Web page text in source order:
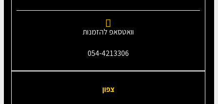
וואטסאפ להזמנות
054-4213306
צפון